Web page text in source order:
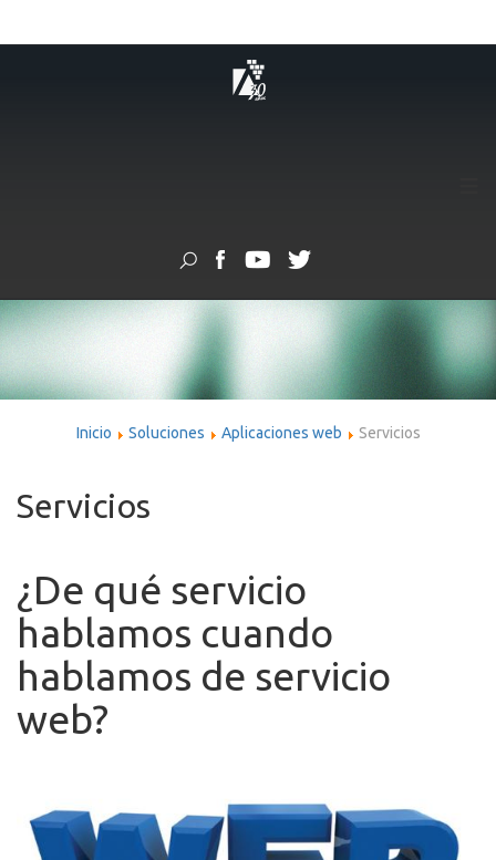
Inicio Soluciones Aplicaciones web Servicios
Servicios
¿De qué servicio
hablamos cuando
hablamos de servicio
web?